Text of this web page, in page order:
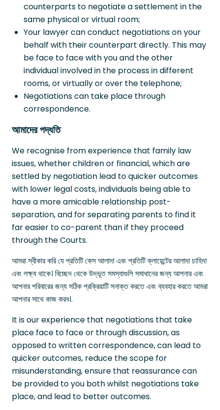
counterparts to negotiate a settlement in the
same physical or virtual room;
Your lawyer can conduct negotiations on your
behalf with their counterpart directly. This may
be face to face with you and the other
individual involved in the process in different
rooms, or virtually or over the telephone;
Negotiations can take place through
correspondence.
আমাদের পদ্ধতি
We recognise from experience that family law
issues, whether children or financial, which are
settled by negotiation lead to quicker outcomes
with lower legal costs, individuals being able to
have a more amicable relationship post-
separation, and for separating parents to find it
far easier to co-parent than if they proceed
through the Courts.
আমরা স্বীকার করি যে প্রতিটি কেস আলাদা এবং প্রতিটি ক্লায়েন্টের আলাদা চাহিদা
এবং লক্ষ্য থাকে। বিচ্ছেদ থেকে উদ্ভূত সমস্যাগুলি সমাধানের জন্য আপনার এবং
আপনার পরিবারের জন্য সঠিক প্রক্রিয়াটি সনাক্ত করতে এবং ব্যবহার করতে আমরা
আপনার সাথে কাজ করব।.
It is our experience that negotiations that take
place face to face or through discussion, as
opposed to written correspondence, can lead to
quicker outcomes, reduce the scope for
misunderstanding, ensure that reassurance can
be provided to you both whilst negotiations take
place, and lead to better outcomes.